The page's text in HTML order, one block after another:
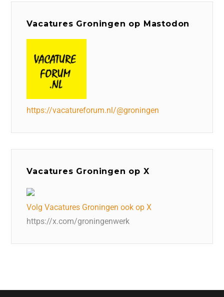
Vacatures Groningen op Mastodon
https://vacatureforum.nl/@groningen
Vacatures Groningen op X
Volg Vacatures Groningen ook op X
https://x.com/groningenwerk